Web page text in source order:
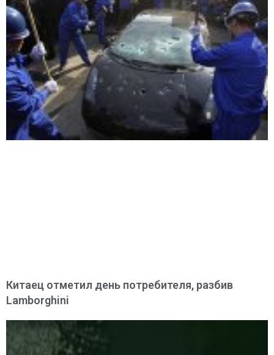
Китаец отметил день потребителя, разбив
Lamborghini